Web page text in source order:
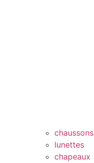
chaussons
lunettes
chapeaux